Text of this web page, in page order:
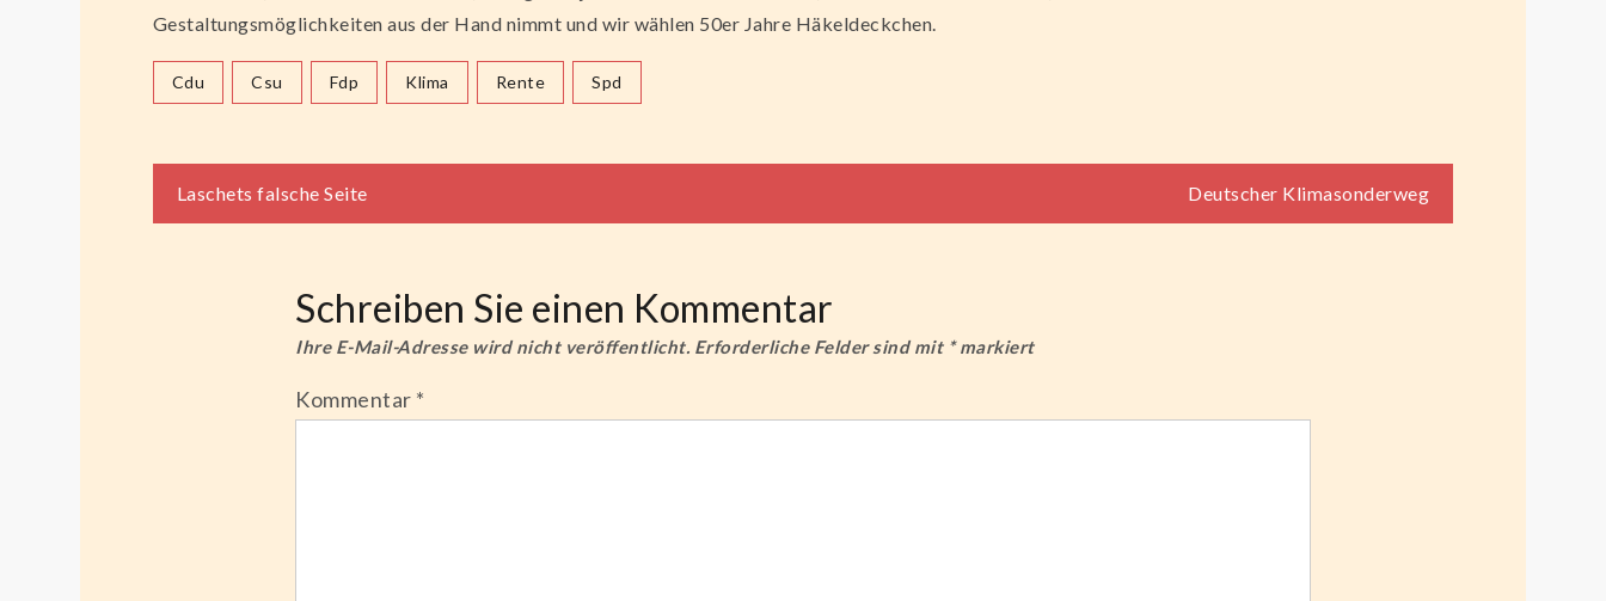
Gestaltungsmöglichkeiten aus der Hand nimmt und wir wählen 50er Jahre Häkeldeckchen.
Cdu Csu Fdp Klima Rente Spd
Beitragsnavigation
Laschets falsche Seite Deutscher Klimasonderweg
Schreiben Sie einen Kommentar
Ihre E-Mail-Adresse wird nicht veröffentlicht. Erforderliche Felder sind mit *markiert
Kommentar *